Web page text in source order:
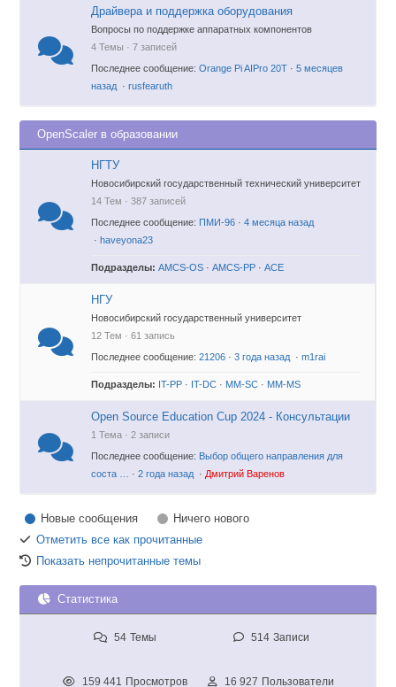
Драйвера и поддержка оборудования
Вопросы по поддержке аппаратных компонентов
4 Темы · 7 записей
Последнее сообщение:Orange Pi AIPro 20T ·5 месяцев
назад ·rusfearuth
OpenScaler в образовании
НГТУ
Новосибирский государственный технический университет
14 Тем · 387 записей
Последнее сообщение: ПМИ-96 ·4 месяца назад
·haveyona23
Подразделы: AMCS-OS ·AMCS-PP ·ACE
НГУ
Новосибирский государственный университет
12 Тем · 61 запись
Последнее сообщение:21206 ·3 года назад ·m1rai
Подразделы: IT-PP · IT-DC · MM-SC · MM-MS
Open Source Education Cup 2024 - Консультации
1 Тема · 2 записи
Последнее сообщение: Выбор общего направления для
соста …
·2 года назад · Дмитрий Варенов
Новые сообщения
Ничего нового
Отметить все как прочитанные
Показать непрочитанные темы
Статистика
54 Темы 514 Записи
159 441 Просмотров 16 927 Пользователи